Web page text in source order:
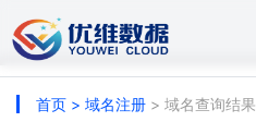
首页 > 域名注册 > 域名查询结果